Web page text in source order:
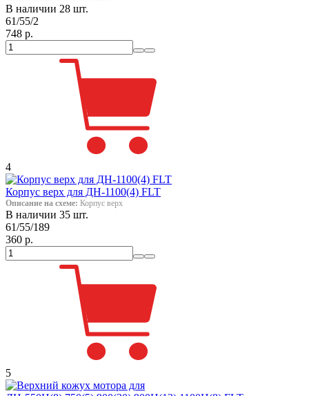
В наличии 28 шт.
61/55/2
748 р.
4
Корпус верх для ДН-1100(4) FLT
Описание на схеме: Корпус верх
В наличии 35 шт.
61/55/189
360 р.
5